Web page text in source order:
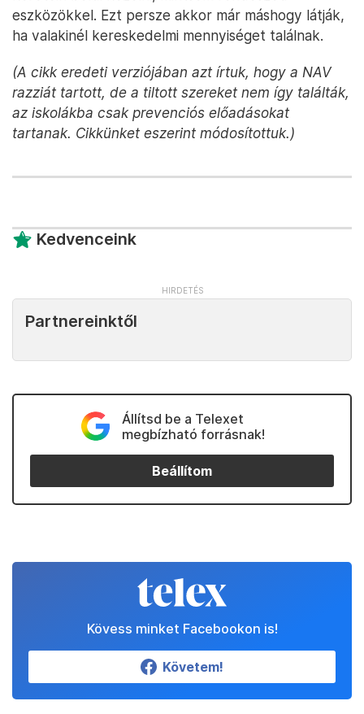
eszközökkel. Ezt persze akkor már máshogy látják,
ha valakinél kereskedelmi mennyiséget találnak.
(A cikk eredeti verziójában azt írtuk, hogy a NAV
razziát tartott, de a tiltott szereket nem így találták,
az iskolákba csak prevenciós előadásokat
tartanak. Cikkünket eszerint módosítottuk.)
Kedvenceink
Partnereinktől
Állítsd be a Telexet
megbízható forrásnak!
Beállítom
Kövess minket Facebookon is!
Követem!